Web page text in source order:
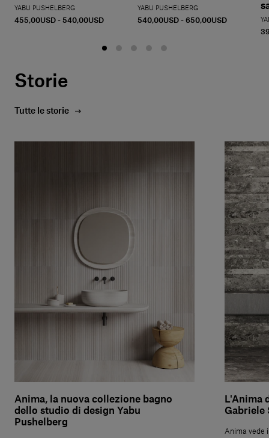
YABU PUSHELBERG
455,00USD - 540,00USD
YABU PUSHELBERG
540,00USD - 650,00USD
Storie
Tutte le storie
Anima, la nuova collezione bagno
dello studio di design Yabu
Pushelberg
L'Anima
Gabriele
Anima vede